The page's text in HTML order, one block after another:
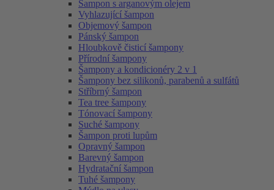
Šampon s arganovým olejem
Vyhlazující šampon
Objemový šampon
Pánský šampon
Hloubkově čisticí šampony
Přírodní šampony
Šampony a kondicionéry 2 v 1
Šampony bez silikonů, parabenů a sulfátů
Stříbrný šampon
Tea tree šampony
Tónovací šampony
Suché šampony
Šampon proti lupům
Opravný šampon
Barevný šampon
Hydratační šampon
Tuhé šampony